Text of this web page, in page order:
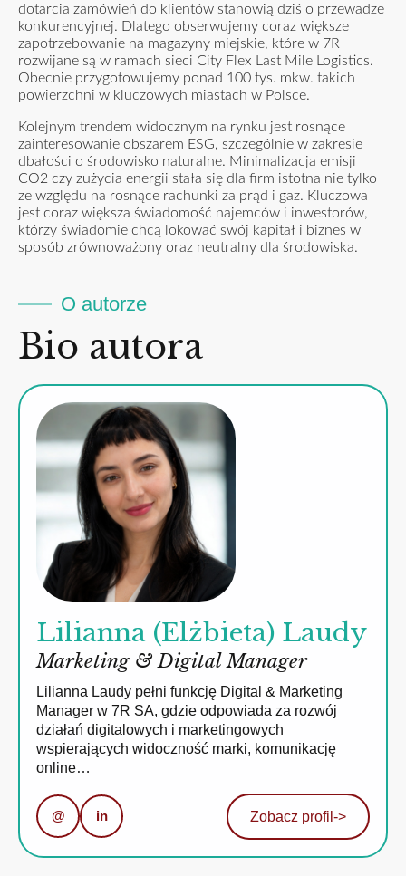
dotarcia zamówień do klientów stanowią dziś o przewadze
konkurencyjnej. Dlatego obserwujemy coraz większe
zapotrzebowanie na magazyny miejskie, które w 7R
rozwijane są w ramach sieci City Flex Last Mile Logistics.
Obecnie przygotowujemy ponad 100 tys. mkw. takich
powierzchni w kluczowych miastach w Polsce.
Kolejnym trendem widocznym na rynku jest rosnące
zainteresowanie obszarem ESG, szczególnie w zakresie
dbałości o środowisko naturalne. Minimalizacja emisji
CO2 czy zużycia energii stała się dla firm istotna nie tylko
ze względu na rosnące rachunki za prąd i gaz. Kluczowa
jest coraz większa świadomość najemców i inwestorów,
którzy świadomie chcą lokować swój kapitał i biznes w
sposób zrównoważony oraz neutralny dla środowiska.
O autorze
Bio autora
Lilianna (Elżbieta) Laudy
Marketing & Digital Manager
Lilianna Laudy pełni funkcję Digital & Marketing
Manager w 7R SA, gdzie odpowiada za rozwój
działań digitalowych i marketingowych
wspierających widoczność marki, komunikację
online…
@ in Zobacz profil ->